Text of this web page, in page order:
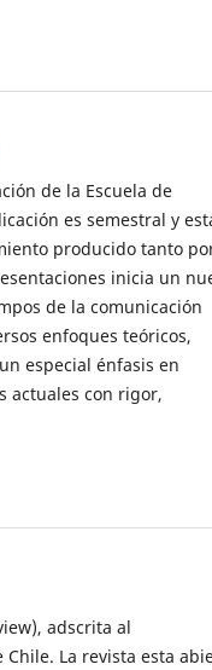
de la Escuela de
es semestral y
producido tanto
inicia un
de la comunicación
enfoques teóricos,
especial énfasis en
actuales con rigor,
adscrita al
La revista esta